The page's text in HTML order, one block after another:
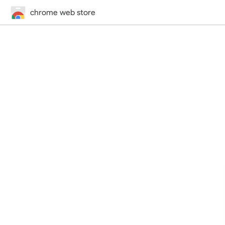
chrome web store